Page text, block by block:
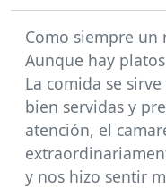
Como siempre un
Aunque hay
La comida se
bien servidas y
atención, el
y nos hizo sentir